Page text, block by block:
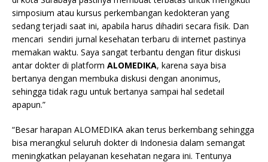
simposium atau kursus perkembangan kedokteran yang
sedang terjadi saat ini, apabila harus dihadiri secara fisik. Dan
mencari sendiri jurnal kesehatan terbaru di internet pastinya
memakan waktu. Saya sangat terbantu dengan fitur diskusi
antar dokter di platform ALOMEDIKA, karena saya bisa
bertanya dengan membuka diskusi dengan anonimus,
sehingga tidak ragu untuk bertanya sampai hal sedetail
apapun.”
“Besar harapan ALOMEDIKA akan terus berkembang sehingga
bisa merangkul seluruh dokter di Indonesia dalam semangat
meningkatkan pelayanan kesehatan negara ini. Tentunya